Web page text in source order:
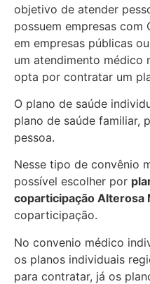
objetivo de atender
possuem empresas com
em empresas públicas
um atendimento médico
opta por contratar um
O plano de saúde
plano de saúde familiar,
pessoa.
Nesse tipo de convênio
possível escolher por
coparticipação Alterosa
coparticipação.
No convenio médico
os planos individuais
para contratar, já os